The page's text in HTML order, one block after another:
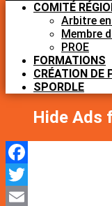
COMITÉ
Arbitre
Membre
PROE
FORMATIONS
CRÉATION DE
SPORDLE
Hide Ads
Facebook
Twitter